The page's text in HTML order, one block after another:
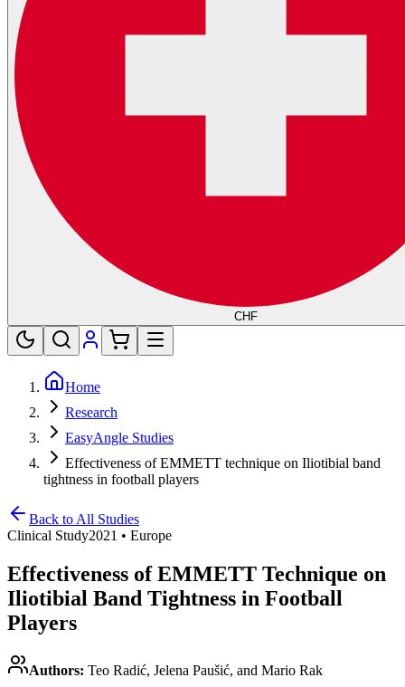
CHF
Home
Research
EasyAngle Studies
Effectiveness of EMMETT technique on Iliotibial band
tightness in football players
Back to All Studies
Clinical Study2021 • Europe
Effectiveness of EMMETT Technique on
Iliotibial Band Tightness in Football
Players
Authors: Teo Radić, Jelena Paušić, and Mario Rak